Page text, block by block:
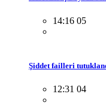
14:16 05
Şiddet failleri
12:31 04